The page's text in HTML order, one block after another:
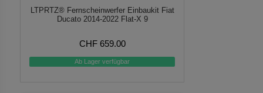
LTPRTZ® Fernscheinwerfer Einbaukit Fiat
Ducato 2014-2022 Flat-X 9
CHF 659.00
Ab Lager verfügbar